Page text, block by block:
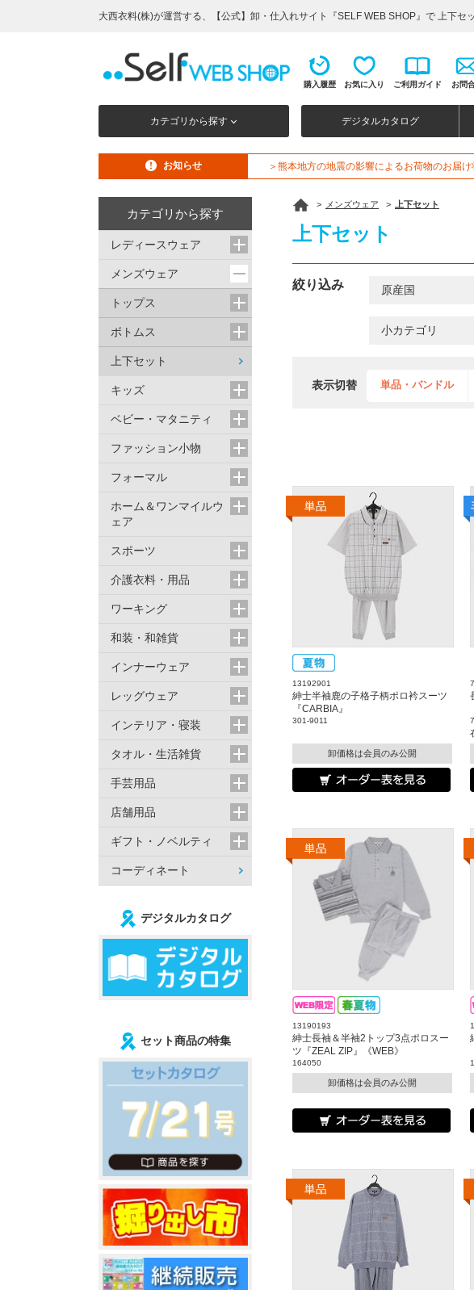
大西衣料(株)が運営する、【公式】卸・仕入れサイト『SELF WEB SHOP』で 上下セ
購入履歴 お気に入り ご利用ガイド お問
カテゴリから探す デジタルカタログ
お知らせ ＞熊本地方の地震の影響によるお荷物のお届
> メンズウェア > 上下セット
上下セット
絞り込み 原産国
小カテゴリ
表示切替 単品・バンドル
13192901
紳士半袖鹿の子格子柄ポロ衿スーツ
『CARBIA』
301-9011
卸価格は会員のみ公開
13190193
紳士長袖＆半袖2トップ3点ポロスー
ツ『ZEAL ZIP』《WEB》
164050
卸価格は会員のみ公開
カテゴリから探す
レディースウェア
メンズウェア
トップス
ボトムス
上下セット
キッズ
ベビー・マタニティ
ファッション小物
フォーマル
ホーム＆ワンマイルウ
ェア
スポーツ
介護衣料・用品
ワーキング
和装・和雑貨
インナーウェア
レッグウェア
インテリア・寝装
タオル・生活雑貨
手芸用品
店舗用品
ギフト・ノベルティ
コーディネート
デジタルカタログ
セット商品の特集